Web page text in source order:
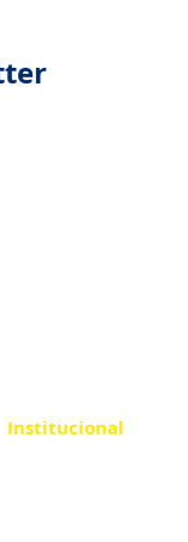
Institucional